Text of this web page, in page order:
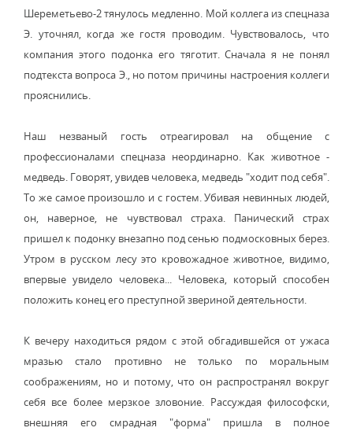
Шереметьево-2 тянулось медленно. Мой коллега из спецназа
Э. уточнял, когда же гостя проводим. Чувствовалось, что
компания этого подонка его тяготит. Сначала я не понял
подтекста вопроса Э., но потом причины настроения коллеги
прояснились.
Наш незваный гость отреагировал на общение с
профессионалами спецназа неординарно. Как животное -
медведь. Говорят, увидев человека, медведь "ходит под себя".
То же самое произошло и с гостем. Убивая невинных людей,
он, наверное, не чувствовал страха. Панический страх
пришел к подонку внезапно под сенью подмосковных берез.
Утром в русском лесу это кровожадное животное, видимо,
впервые увидело человека... Человека, который способен
положить конец его преступной звериной деятельности.
К вечеру находиться рядом с этой обгадившейся от ужаса
мразью стало противно не только по моральным
соображениям, но и потому, что он распространял вокруг
себя все более мерзкое зловоние. Рассуждая философски,
внешняя его смрадная "форма" пришла в полное